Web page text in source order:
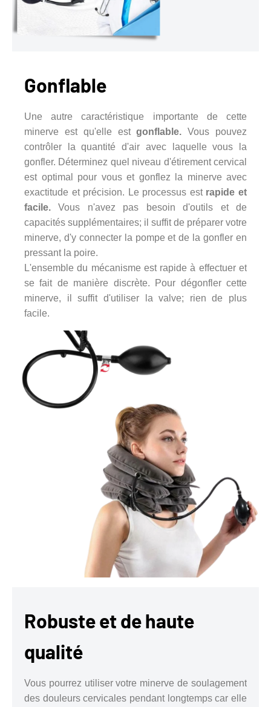
Gonflable
Une autre caractéristique importante de cette
minerve est qu'elle estgonflable. Vous pouvez
contrôler la quantité d'air avec laquelle vous la
gonfler. Déterminez quel niveau d'étirement cervical
est optimal pour vous et gonflez la minerve avec
exactitude et précision. Le processus est rapide et
facile. Vous n'avez pas besoin d'outils et de
capacités supplémentaires; il suffit de préparer votre
minerve, d'y connecter la pompe et de la gonfler en
pressant la poire.
L'ensemble du mécanisme est rapide à effectuer et
se fait de manière discrète. Pour dégonfler cette
minerve, il suffit d'utiliser la valve; rien de plus
facile.
Robuste et de haute
qualité
Vous pourrez utiliser votre minerve de soulagement
des douleurs cervicales pendant longtemps car elle